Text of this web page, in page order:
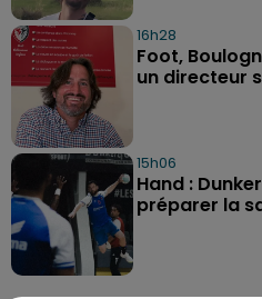
16h28
Foot,
un directeur
15h06
Hand :
préparer la